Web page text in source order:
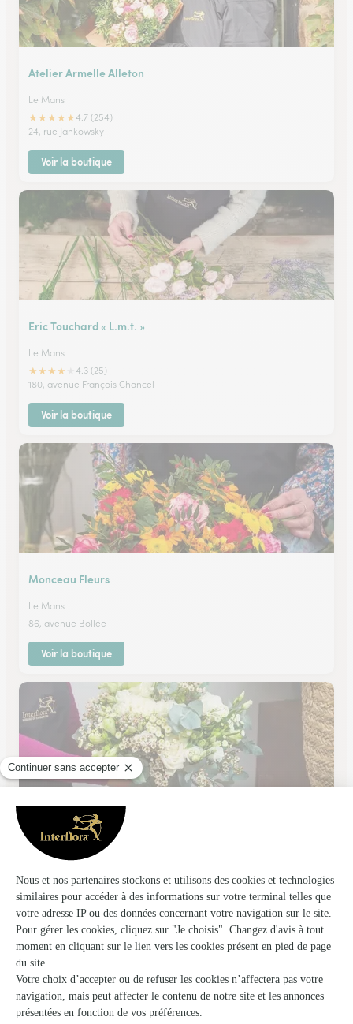
Atelier Armelle Alleton
Le Mans
★★★★★4.7 (254)
24, rue Jankowsky
Voir la boutique
Eric Touchard « L.m.t. »
Le Mans
★★★★
4.3 (25)
180, avenue François Chancel
Voir la boutique
Monceau Fleurs
Le Mans
86, avenue Bollée
Voir la boutique
Pollen Fleurs
Coulaines
★★★3.8 (53)
11 rue de la paix
Voir la boutique